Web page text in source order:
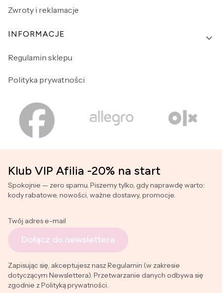
Zwroty i reklamacje
INFORMACJE
Regulamin sklepu
Polityka prywatności
Klub VIP Afilia -20% na start
Spokojnie — zero spamu. Piszemy tylko, gdy naprawdę warto:
kody rabatowe, nowości, ważne dostawy, promocje.
Twój adres e-mail
Dołącz do newslettera
Zapisując się, akceptujesz nasz Regulamin (w zakresie
dotyczącym Newslettera). Przetwarzanie danych odbywa się
zgodnie z Polityką prywatności.